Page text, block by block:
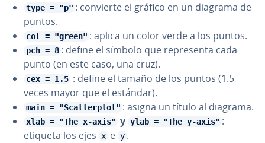
type = "p" : convierte el gráfico en un diagrama de
puntos.
col = "green" : aplica un color verde a los puntos.
pch = 8 : define el símbolo que re­pre­se­n­ta cada
punto (en este caso, una cruz).
cex = 1.5 : define el tamaño de los puntos (1.5
veces mayor que el estándar).
main = "Scatterplot" : asigna un título al diagrama.
xlab = "The x-axis" y ylab = "The y-axis" :
etiqueta los ejes
x e y .